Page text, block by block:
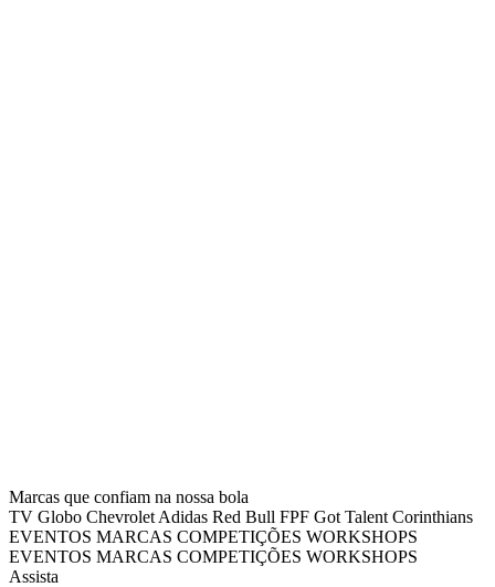
Marcas que confiam na nossa bola
TV Globo Chevrolet Adidas Red Bull FPF Got Talent Corinthians
EVENTOS MARCAS COMPETIÇÕES WORKSHOPS
EVENTOS MARCAS COMPETIÇÕES WORKSHOPS
Assista